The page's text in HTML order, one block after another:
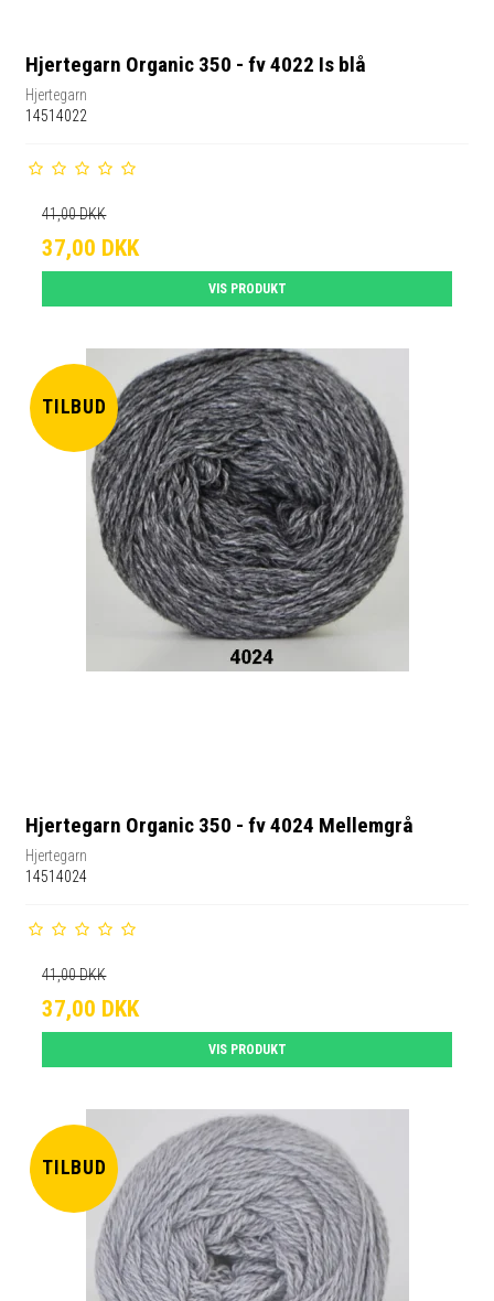
Hjertegarn Organic 350 - fv 4022 Is blå
Hjertegarn
14514022
41,00 DKK
37,00 DKK
VIS PRODUKT
TILBUD
Hjertegarn Organic 350 - fv 4024 Mellemgrå
Hjertegarn
14514024
41,00 DKK
37,00 DKK
VIS PRODUKT
TILBUD